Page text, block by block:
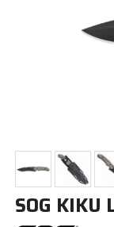
SOG KIKU